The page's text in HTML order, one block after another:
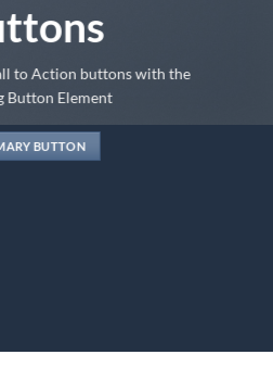
to Action buttons with the
Button Element
BUTTON